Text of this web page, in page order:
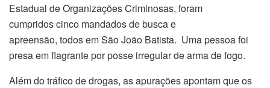
Estadual de Organizações Criminosas, foram
cumpridos cinco mandados de busca e
apreensão, todos em São João Batista. Uma pessoa foi
presa em flagrante por posse irregular de arma de fogo.
Além do tráfico de drogas, as apurações apontam que os